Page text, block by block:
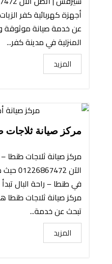
أجهزة كهربائية كفر
عن خدمة صيانة موثوقة
المنزلية في مدينة كفر...
المزيد
مركز صيانة ثلاجات
مركز صيانة ثلاجات
الآن
في طنطا – راحة البال
مركز صيانة ثلاجات طنطا
تبحث عن خدمة...
المزيد